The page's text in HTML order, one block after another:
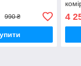
990 ₴ 4